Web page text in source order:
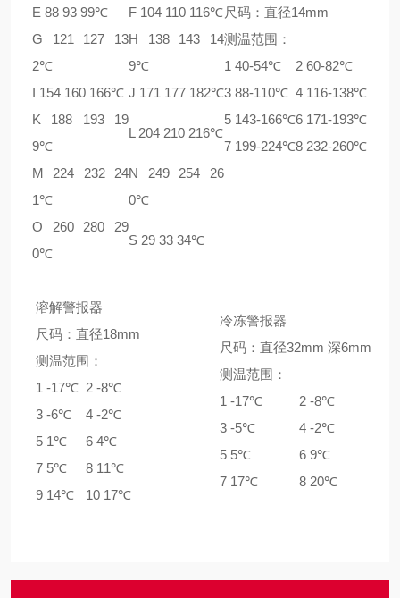
E 88 93 99℃
F 104 110 116℃
G 121 127 13
2℃
H 138 143 14
9℃
I 154 160 166℃ J 171 177 182℃
K 188 193 19
9℃
L 204 210 216℃
M 224 232 24
1℃
N 249 254 26
0℃
O 260 280 29
0℃
S 29 33 34℃
尺码：直径14mm
测温范围：
1 40-54℃
2 60-82℃
3 88-110℃ 4 116-138℃
5 143-166℃6 171-193℃
7 199-224℃8 232-260℃
溶解警报器
尺码：直径18mm
测温范围：
1 -17℃ 2 -8℃
3 -6℃
4 -2℃
5 1℃
6 4℃
7 5℃
8 11℃
9 14℃
10 17℃
冷冻警报器
尺码：直径32mm 深6mm
测温范围：
1 -17℃
2 -8℃
3 -5℃
4 -2℃
5 5℃
6 9℃
7 17℃
8 20℃